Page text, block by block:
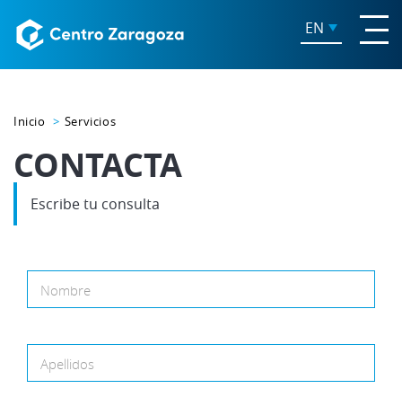
EN
Inicio Servicios
CONTACTA
Escribe tu consulta
Nombre
Apellidos